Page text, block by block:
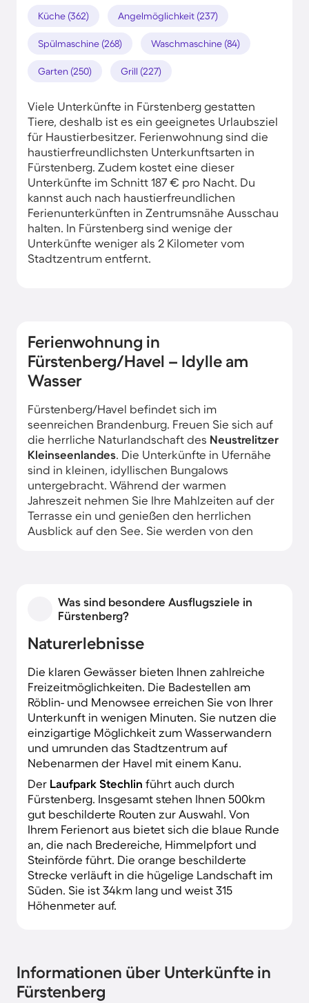
Küche (362) Angelmöglichkeit (237)
Spülmaschine (268) Waschmaschine (84)
Garten (250) Grill (227)
Viele Unterkünfte in Fürstenberg gestatten
Tiere, deshalb ist es ein geeignetes Urlaubsziel
für Haustierbesitzer. Ferienwohnung sind die
haustierfreundlichsten Unterkunftsarten in
Fürstenberg. Zudem kostet eine dieser
Unterkünfte im Schnitt 187 € pro Nacht. Du
kannst auch nach haustierfreundlichen
Ferienunterkünften in Zentrumsnähe Ausschau
halten. In Fürstenberg sind wenige der
Unterkünfte weniger als 2 Kilometer vom
Stadtzentrum entfernt.
Ferienwohnung in
Fürstenberg/Havel – Idylle am
Wasser
Fürstenberg/Havel befindet sich im
seenreichen Brandenburg. Freuen Sie sich auf
die herrliche Naturlandschaft des Neustrelitzer
Kleinseenlandes. Die Unterkünfte in Ufernähe
sind in kleinen, idyllischen Bungalows
untergebracht. Während der warmen
Jahreszeit nehmen Sie Ihre Mahlzeiten auf der
Terrasse ein und genießen den herrlichen
Ausblick auf den See. Sie werden von den
Was sind besondere Ausflugsziele in
Fürstenberg?
Naturerlebnisse
Die klaren Gewässer bieten Ihnen zahlreiche
Freizeitmöglichkeiten. Die Badestellen am
Röblin- und Menowsee erreichen Sie von Ihrer
Unterkunft in wenigen Minuten. Sie nutzen die
einzigartige Möglichkeit zum Wasserwandern
und umrunden das Stadtzentrum auf
Nebenarmen der Havel mit einem Kanu.
Der Laufpark Stechlin führt auch durch
Fürstenberg. Insgesamt stehen Ihnen 500km
gut beschilderte Routen zur Auswahl. Von
Ihrem Ferienort aus bietet sich die blaue Runde
an, die nach Bredereiche, Himmelpfort und
Steinförde führt. Die orange beschilderte
Strecke verläuft in die hügelige Landschaft im
Süden. Sie ist 34km lang und weist 315
Höhenmeter auf.
Informationen über Unterkünfte in
Fürstenberg